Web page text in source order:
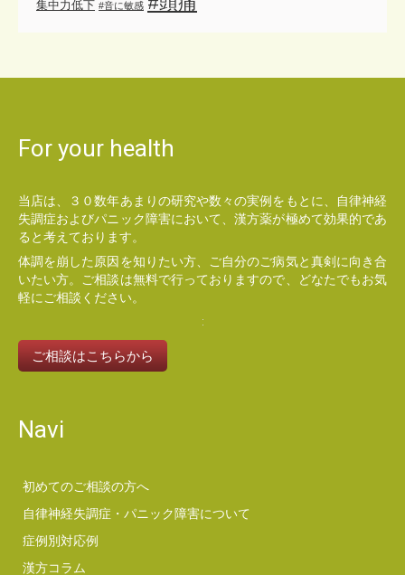
集中力低下 #音に敏感
For your health
当店は、３０数年あまりの研究や数々の実例をもとに、自律神経
失調症およびパニック障害において、漢方薬が極めて効果的であ
ると考えております。
体調を崩した原因を知りたい方、ご自分のご病気と真剣に向き合
いたい方。ご相談は無料で行っておりますので、どなたでもお気
軽にご相談ください。
ご相談はこちらから
Navi
初めてのご相談の方へ
自律神経失調症・パニック障害について
症例別対応例
漢方コラム